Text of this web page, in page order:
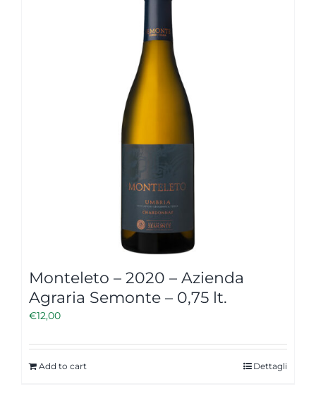
Monteleto – 2020 – Azienda
Agraria Semonte – 0,75 lt.
€12,00
Add to cart Dettagli